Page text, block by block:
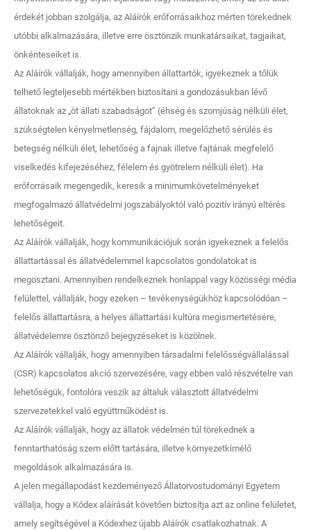
érdekét jobban szolgálja, az Aláírók erőforrásaikhoz mérten törekednek
utóbbi alkalmazására, illetve erre ösztönzik munkatársaikat, tagjaikat,
önkénteseiket is.
Az Aláírók vállalják, hogy amennyiben állattartók, igyekeznek a tőlük
telhető legteljesebb mértékben biztosítani a gondozásukban lévő
állatoknak az „öt állati szabadságot” (éhség és szomjúság nélküli élet,
szükségtelen kényelmetlenség, fájdalom, megelőzhető sérülés és
betegség nélküli élet, lehetőség a fajnak illetve fajtának megfelelő
viselkedés kifejezéséhez, félelem és gyötrelem nélküli élet). Ha
erőforrásaik megengedik, keresik a minimumkövetelményeket
megfogalmazó állatvédelmi jogszabályoktól való pozitív irányú eltérés
lehetőségeit.
Az Aláírók vállalják, hogy kommunikációjuk során igyekeznek a felelős
állattartással és állatvédelemmel kapcsolatos gondolatokat is
megosztani. Amennyiben rendelkeznek honlappal vagy közösségi média
felülettel, vállalják, hogy ezeken – tevékenységükhöz kapcsolódóan –
felelős állattartásra, a helyes állattartási kultúra megismertetésére,
állatvédelemre ösztönző bejegyzéseket is közölnek.
Az Aláírók vállalják, hogy amennyiben társadalmi felelősségvállalással
(CSR) kapcsolatos akció szervezésére, vagy ebben való részvételre van
lehetőségük, fontolóra veszik az általuk választott állatvédelmi
szervezetekkel való együttműködést is.
Az Aláírók vállalják, hogy az állatok védelmén túl törekednek a
fenntarthatóság szem előtt tartására, illetve környezetkímélő
megoldások alkalmazására is.
A jelen megállapodást kezdeményező Állatorvostudományi Egyetem
vállalja, hogy a Kódex aláírását követően biztosítja azt az online felületet,
amely segítségével a Kódexhez újabb Aláírók csatlakozhatnak. A